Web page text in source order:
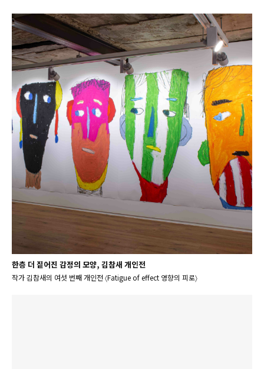
한층 더 짙어진 감정의 모양, 김참새 개인전
작가 김참새의 여섯 번째 개인전 〈Fatigue of effect 영향의 피로〉